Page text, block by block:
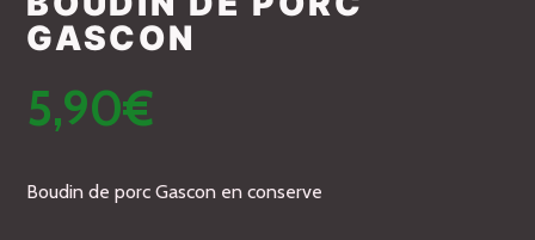
GASCON
5,90€
Boudin de porc Gascon en conserve